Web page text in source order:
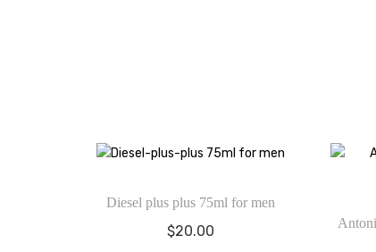
Diesel plus plus 75ml for men
$20.00